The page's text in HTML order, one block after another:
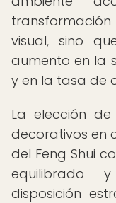
visual, sino
aumento en la
y en la tasa de
La elección
decorativos en
del Feng Shui
equilibrado
disposición